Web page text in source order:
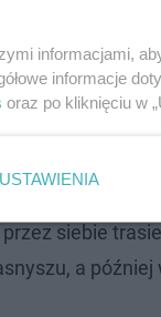
badania
ponad
siebie
a później
informacjami,
informacje
oraz po kliknięciu w
USTAWIENIA